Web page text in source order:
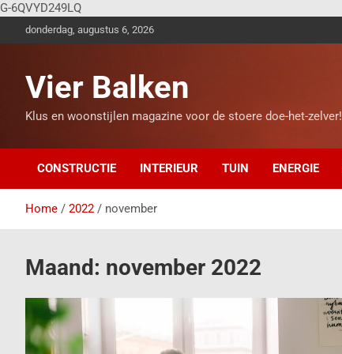
G-6QVYD249LQ
donderdag, augustus 6, 2026
Vier Balken
Klus en woonstijlen magazine voor de stoere doe-het-zelver!
CONSTRUCTIE INTERIEUR TUIN ENERGIE
Home 2022 november
Maand: november 2022